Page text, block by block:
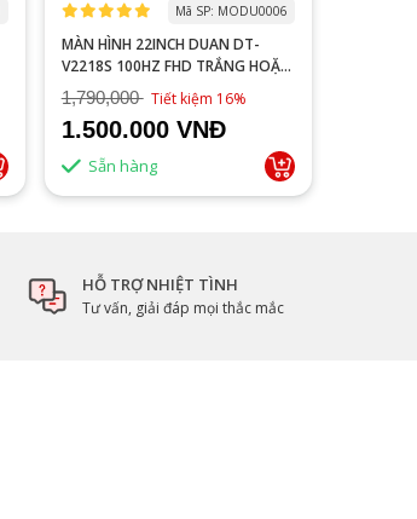
Mã SP: MODU0006
MÀN HÌNH 22INCH DUAN DT-
V2218S 100HZ FHD TRẮNG HOẶC
ĐEN
1,790,000 Tiết kiệm 16%
1.500.000 VNĐ
Sẵn hàng
HỖ TRỢ NHIỆT TÌNH
Tư vấn, giải đáp mọi thắc mắc